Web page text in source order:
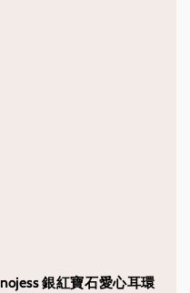
nojess 銀紅寶石愛心耳環